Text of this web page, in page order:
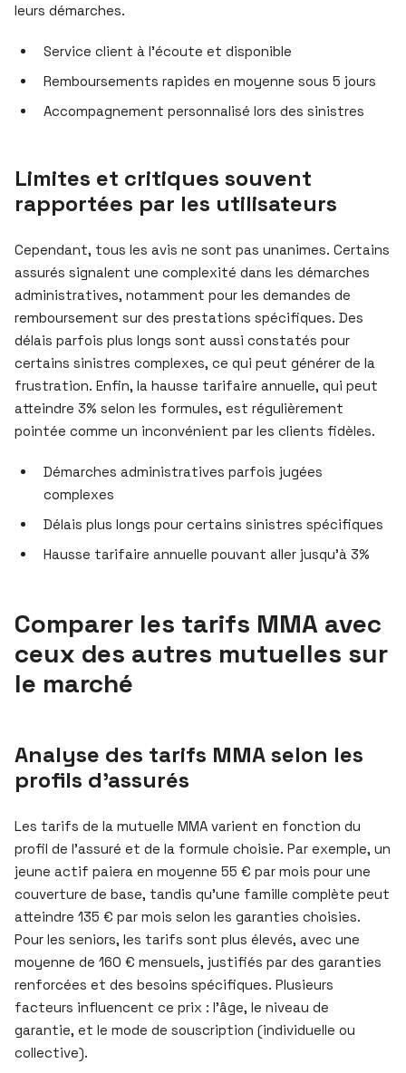
leurs démarches.
Service client à l’écoute et disponible
Remboursements rapides en moyenne sous 5 jours
Accompagnement personnalisé lors des sinistres
Limites et critiques souvent
rapportées par les utilisateurs
Cependant, tous les avis ne sont pas unanimes. Certains
assurés signalent une complexité dans les démarches
administratives, notamment pour les demandes de
remboursement sur des prestations spécifiques. Des
délais parfois plus longs sont aussi constatés pour
certains sinistres complexes, ce qui peut générer de la
frustration. Enfin, la hausse tarifaire annuelle, qui peut
atteindre 3% selon les formules, est régulièrement
pointée comme un inconvénient par les clients fidèles.
Démarches administratives parfois jugées
complexes
Délais plus longs pour certains sinistres spécifiques
Hausse tarifaire annuelle pouvant aller jusqu’à 3%
Comparer les tarifs MMA avec
ceux des autres mutuelles sur
le marché
Analyse des tarifs MMA selon les
profils d’assurés
Les tarifs de la mutuelle MMA varient en fonction du
profil de l’assuré et de la formule choisie. Par exemple, un
jeune actif paiera en moyenne 55 € par mois pour une
couverture de base, tandis qu’une famille complète peut
atteindre 135 € par mois selon les garanties choisies.
Pour les seniors, les tarifs sont plus élevés, avec une
moyenne de 160 € mensuels, justifiés par des garanties
renforcées et des besoins spécifiques. Plusieurs
facteurs influencent ce prix : l’âge, le niveau de
garantie, et le mode de souscription (individuelle ou
collective).